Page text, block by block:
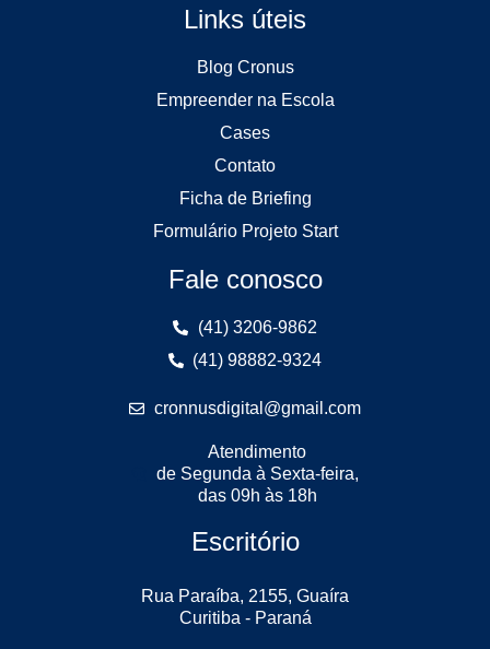
Links úteis
Blog Cronus
Empreender na Escola
Cases
Contato
Ficha de Briefing
Formulário Projeto Start
Fale conosco
(41) 3206-9862
(41) 98882-9324
cronnusdigital@gmail.com
Atendimento
de Segunda à Sexta-feira,
das 09h às 18h
Escritório
Rua Paraíba, 2155, Guaíra
Curitiba - Paraná